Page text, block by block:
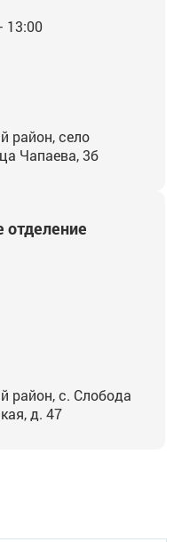
13:00
район, село
Чапаева, 3б
отделение
район, с. Слобода
д. 47